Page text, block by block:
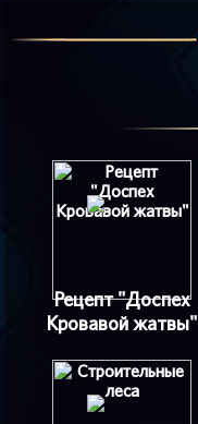
Рецепт "Доспех
Кровавой жатвы"